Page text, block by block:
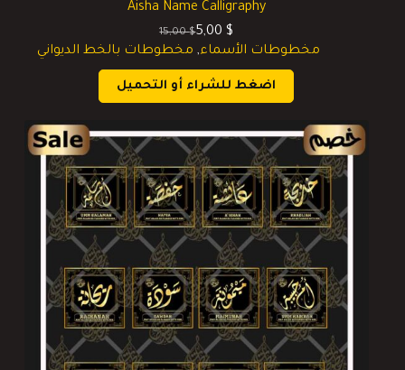
Aisha Name Calligraphy
15,00$السعر
الأصلي
هو:
15,00 $.
5,00 $
السعر
الحالي
هو:
5,00 $.
مخطوطات الأسماء, مخطوطات بالخط الديواني
اضغط للشراء أو التحميل